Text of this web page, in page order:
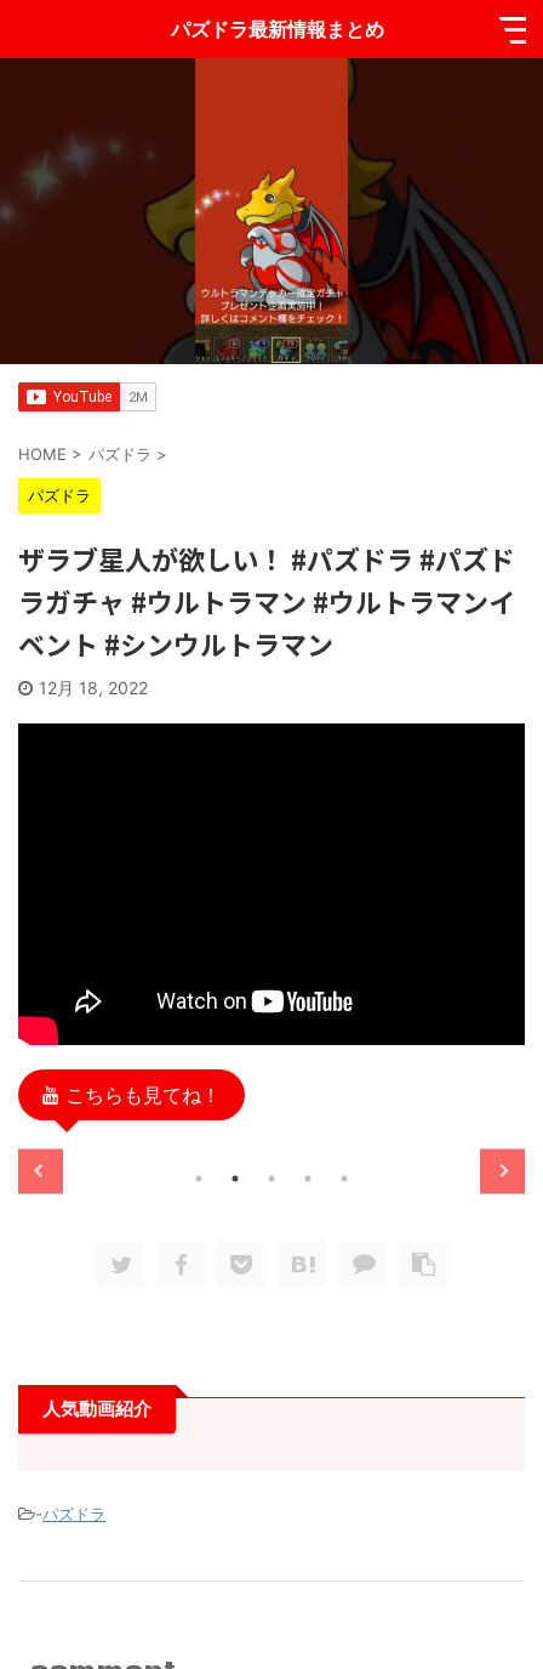
パズドラ最新情報まとめ
HOME > パズドラ >
パズドラ
ザラブ星人が欲しい！ #パズドラ #パズド
ラガチャ #ウルトラマン #ウルトラマンイ
ベント #シンウルトラマン
12月 18, 2022
こちらも見てね！
11/13
人気動画紹介
-パズドラ